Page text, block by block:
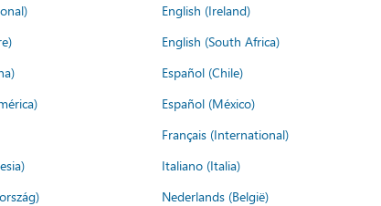
English (Ireland)
English (South Africa)
Español (Chile)
Español (México)
Français (International)
Italiano (Italia)
Nederlands (België)